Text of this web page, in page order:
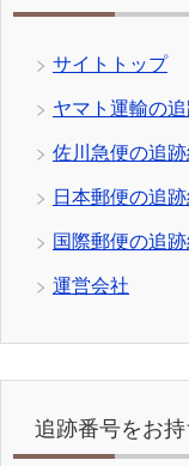
サイトトップ
ヤマト運輸の
佐川急便の追
日本郵便の追
国際郵便の追
運営会社
追跡番号をお